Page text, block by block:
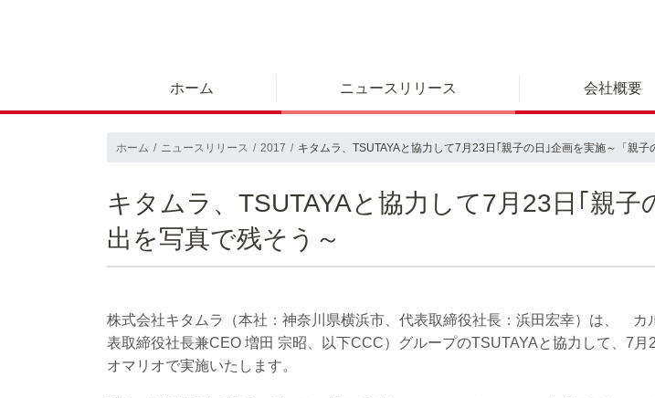
ホーム ニュースリリース 会社概要
ホーム ニュースリリース 2017 キタムラ、TSUTAYAと協力して7月23日｢親子の日｣企画を実施～「親
キタムラ、TSUTAYAと協力して7月23日｢親
出を写真で残そう～
株式会社キタムラ（本社：神奈川県横浜市、代表取締役社長：浜田宏幸）は、
表取締役社長兼CEO 増田 宗昭、以下CCC）グループのTSUTAYAと協力して、7
オマリオで実施いたします。